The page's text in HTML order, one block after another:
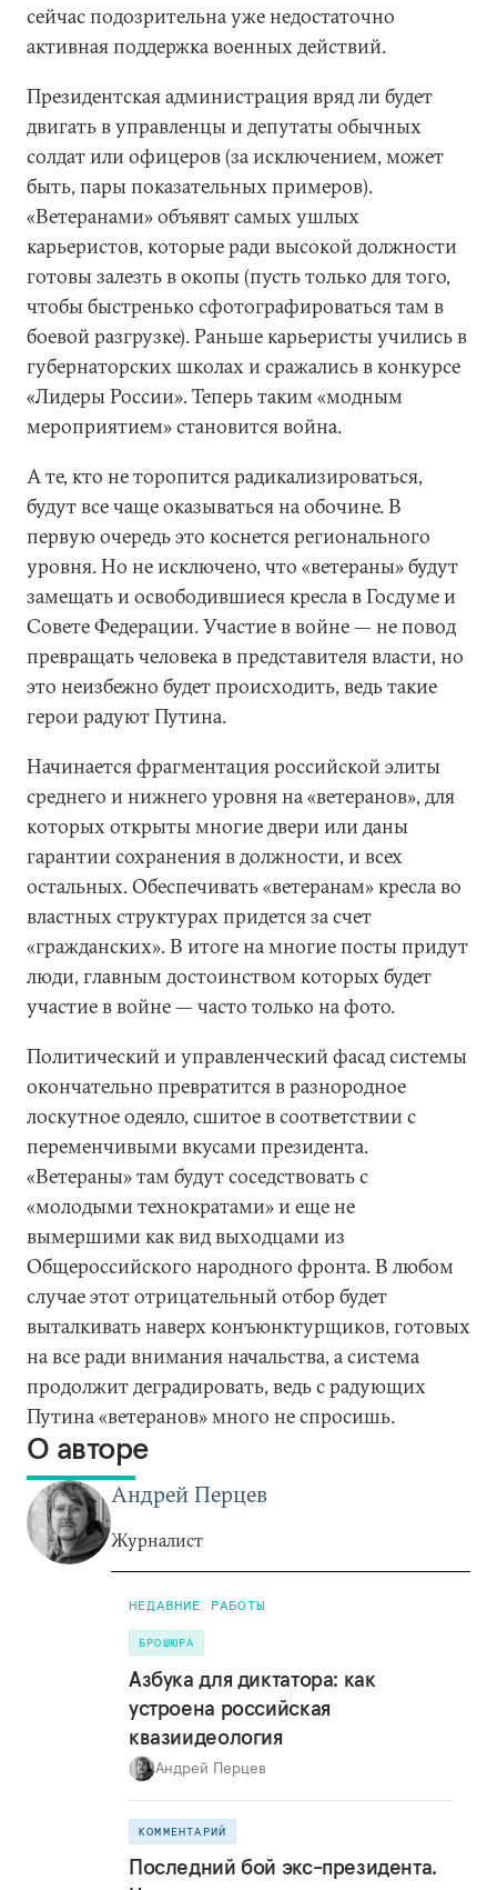
сейчас подозрительна уже недостаточно
активная поддержка военных действий.
Президентская администрация вряд ли будет
двигать в управленцы и депутаты обычных
солдат или офицеров (за исключением, может
быть, пары показательных примеров).
«Ветеранами» объявят самых ушлых
карьеристов, которые ради высокой должности
готовы залезть в окопы (пусть только для того,
чтобы быстренько сфотографироваться там в
боевой разгрузке). Раньше карьеристы учились в
губернаторских школах и сражались в конкурсе
«Лидеры России». Теперь таким «модным
мероприятием» становится война.
А те, кто не торопится радикализироваться,
будут все чаще оказываться на обочине. В
первую очередь это коснется регионального
уровня. Но не исключено, что «ветераны» будут
замещать и освободившиеся кресла в Госдуме и
Совете Федерации. Участие в войне — не повод
превращать человека в представителя власти, но
это неизбежно будет происходить, ведь такие
герои радуют Путина.
Начинается фрагментация российской элиты
среднего и нижнего уровня на «ветеранов», для
которых открыты многие двери или даны
гарантии сохранения в должности, и всех
остальных. Обеспечивать «ветеранам» кресла во
властных структурах придется за счет
«гражданских». В итоге на многие посты придут
люди, главным достоинством которых будет
участие в войне — часто только на фото.
Политический и управленческий фасад системы
окончательно превратится в разнородное
лоскутное одеяло, сшитое в соответствии с
переменчивыми вкусами президента.
«Ветераны» там будут соседствовать с
«молодыми технократами» и еще не
вымершими как вид выходцами из
Общероссийского народного фронта. В любом
случае этот отрицательный отбор будет
выталкивать наверх конъюнктурщиков, готовых
на все ради внимания начальства, а система
продолжит деградировать, ведь с радующих
Путина «ветеранов» много не спросишь.
О авторе
Андрей Перцев
Журналист
НЕДАВНИЕ РАБОТЫ
БРОШЮРА
Азбука для диктатора: как
устроена российская
квазиидеология
Андрей Перцев
КОММЕНТАРИЙ
Последний бой экс-президента.